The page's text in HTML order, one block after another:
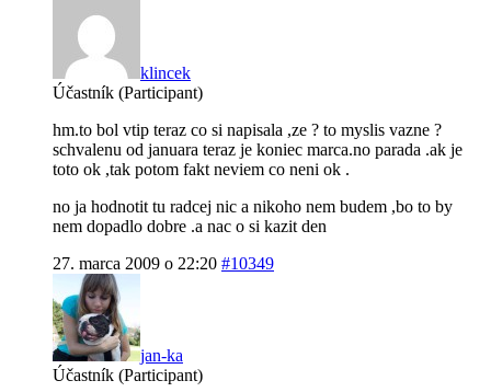
klincek
Účastník (Participant)
hm.to bol vtip teraz co si napisala ,ze ? to myslis vazne ?
schvalenu od januara teraz je koniec marca.no parada .ak je
toto ok ,tak potom fakt neviem co neni ok .
no ja hodnotit tu radcej nic a nikoho nem budem ,bo to by
nem dopadlo dobre .a nac o si kazit den
27. marca 2009 o 22:20 #10349
jan-ka
Účastník (Participant)